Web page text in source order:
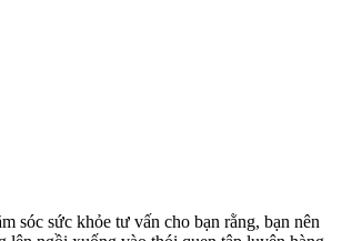
sóc sức khỏe tư vấn cho bạn rằng, bạn nên